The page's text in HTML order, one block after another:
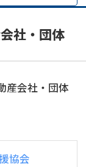
社・団体
産会社・団体
協会